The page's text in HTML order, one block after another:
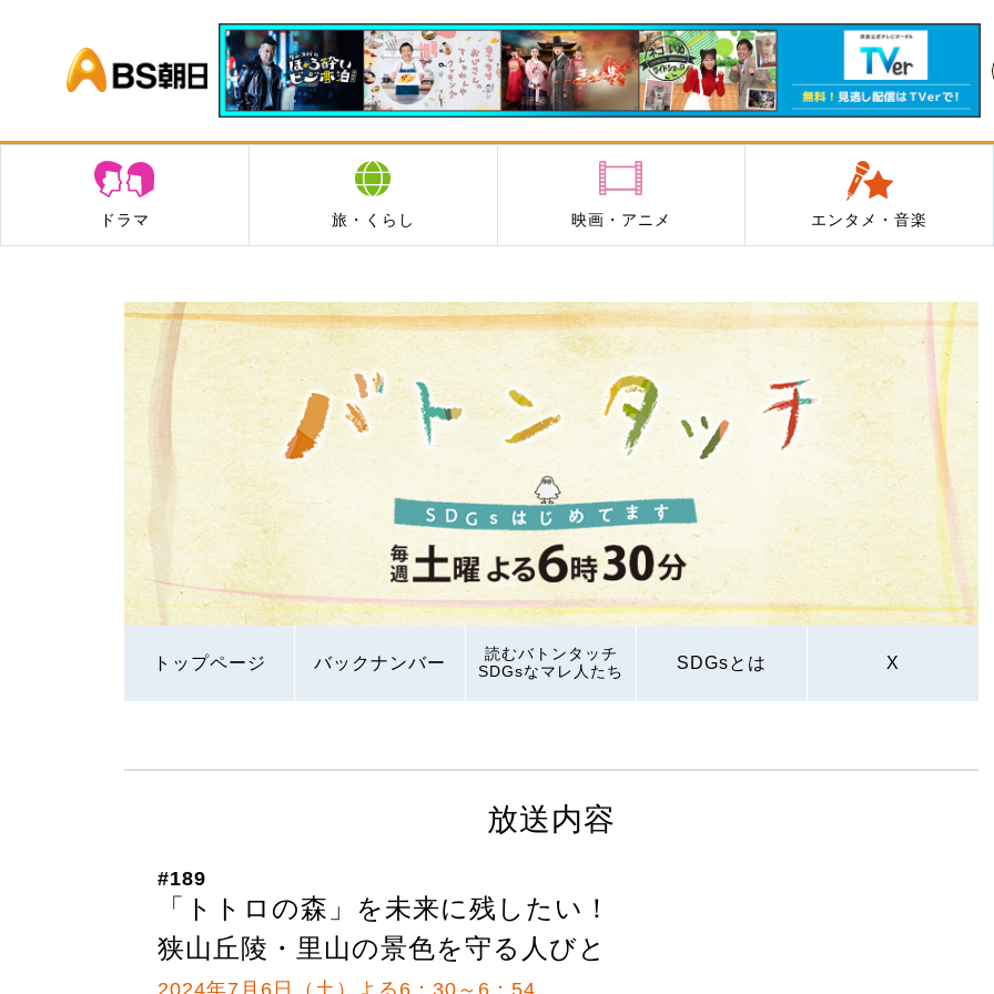
BS朝日
ドラマ 旅・くらし 映画・アニメ エンタメ・音楽
トップページ バックナンバー
読むバトンタッチ
SDGsなマレ人たち
SDGsとは X
放送内容
#189
「トトロの森」を未来に残したい！
狭山丘陵・里山の景色を守る人びと
2024年7月6日（土）よる6：30～6：54